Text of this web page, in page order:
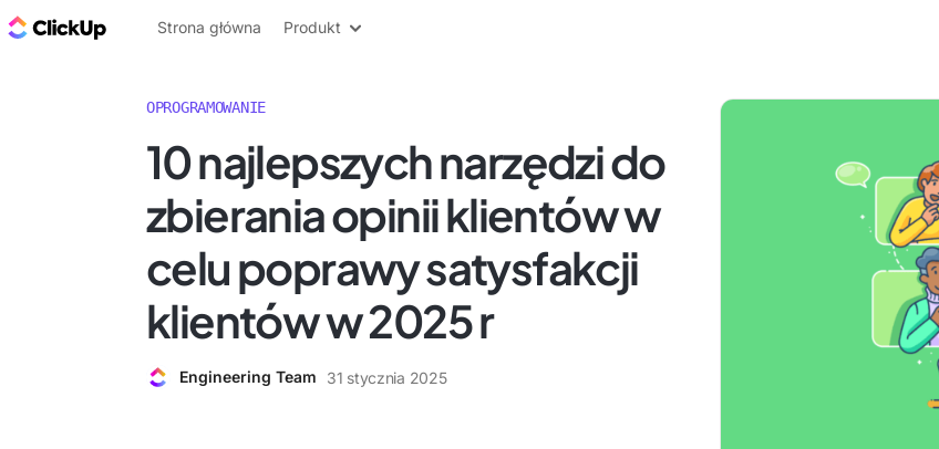
ClickUp Blog
Strona główna Produkt
OPROGRAMOWANIE
10 najlepszych narzędzi do
zbierania opinii klientów w
celu poprawy satysfakcji
klientów w 2025 r
Engineering Team 31 stycznia 2025